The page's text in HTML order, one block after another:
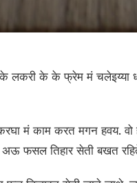
के लकरी के के फ्रेम मं
मं काम करत मगन हवय. वो
फसल तिहार सेती बखत